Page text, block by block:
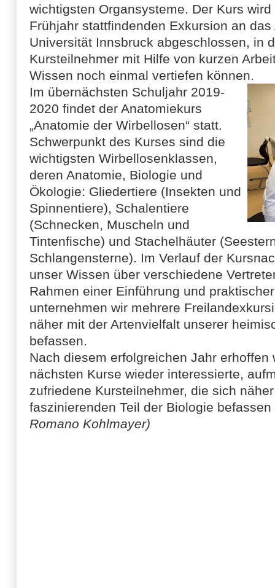
wichtigsten Organsysteme. Der Kurs
Frühjahr stattfindenden Exkursion an
Universität Innsbruck abgeschlossen, in
Kursteilnehmer mit Hilfe von kurzen
Wissen noch einmal vertiefen können.
Im übernächsten Schuljahr 2019-
2020 findet der Anatomiekurs
„Anatomie der Wirbellosen“ statt.
Schwerpunkt des Kurses sind die
wichtigsten Wirbellosenklassen,
deren Anatomie, Biologie und
Ökologie: Gliedertiere (Insekten und
Spinnentiere), Schalentiere
(Schnecken, Muscheln und
Tintenfische) und Stachelhäuter
Schlangensterne). Im Verlauf der
unser Wissen über verschiedene
Rahmen einer Einführung und
unternehmen wir mehrere
näher mit der Artenvielfalt unserer
befassen.
Nach diesem erfolgreichen Jahr erhoffen
nächsten Kurse wieder interessierte,
zufriedene Kursteilnehmer, die sich
faszinierenden Teil der Biologie
Romano Kohlmayer)